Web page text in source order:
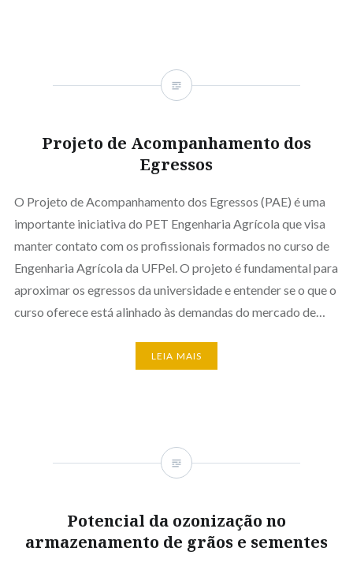
Projeto de Acompanhamento dos
Egressos
O Projeto de Acompanhamento dos Egressos (PAE) é uma
importante iniciativa do PET Engenharia Agrícola que visa
manter contato com os profissionais formados no curso de
Engenharia Agrícola da UFPel. O projeto é fundamental para
aproximar os egressos da universidade e entender se o que o
curso oferece está alinhado às demandas do mercado de…
LEIA MAIS
Potencial da ozonização no
armazenamento de grãos e sementes